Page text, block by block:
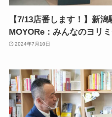
【7/13店番します！】新
MOYORe：みんなのヨリミ
2024年7月10日